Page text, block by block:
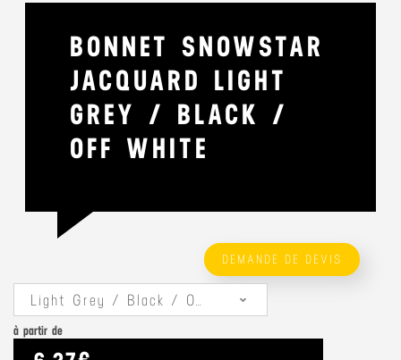
BONNET SNOWSTAR
JACQUARD LIGHT
GREY / BLACK /
OFF WHITE
DEMANDE DE DEVIS
à partir de